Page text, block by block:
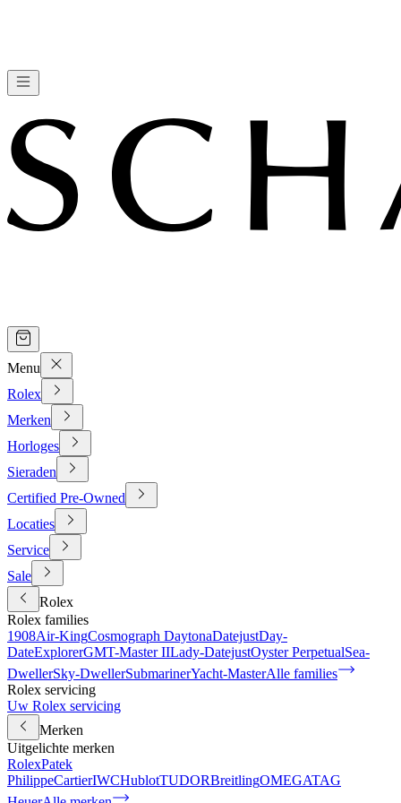
Menu
Rolex
Merken
Horloges
Sieraden
Certified Pre-Owned
Locaties
Service
Sale
Rolex
Rolex families
1908Air-KingCosmograph DaytonaDatejustDay-
DateExplorerGMT-Master IILady-DatejustOyster PerpetualSea-
DwellerSky-DwellerSubmarinerYacht-MasterAlle families
Rolex servicing
Uw Rolex servicing
Merken
Uitgelichte merken
RolexPatek
PhilippeCartierIWCHublotTUDORBreitlingOMEGATAG